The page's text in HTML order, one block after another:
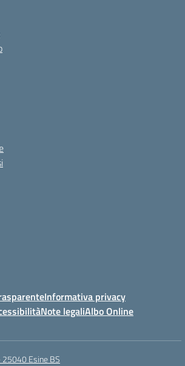
Informativa privacy
Note legaliAlbo Online
25040 Esine BS